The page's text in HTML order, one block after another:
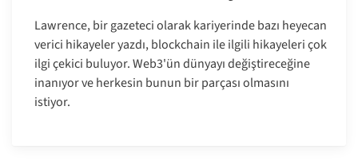
Lawrence, bir gazeteci olarak kariyerinde bazı heyecan
verici hikayeler yazdı, blockchain ile ilgili hikayeleri çok
ilgi çekici buluyor. Web3'ün dünyayı değiştireceğine
inanıyor ve herkesin bunun bir parçası olmasını
istiyor.